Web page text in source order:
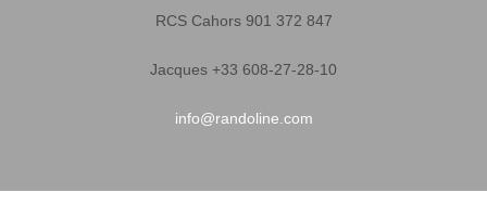
RCS Cahors 901 372 847
Jacques +33 608-27-28-10
info@randoline.com